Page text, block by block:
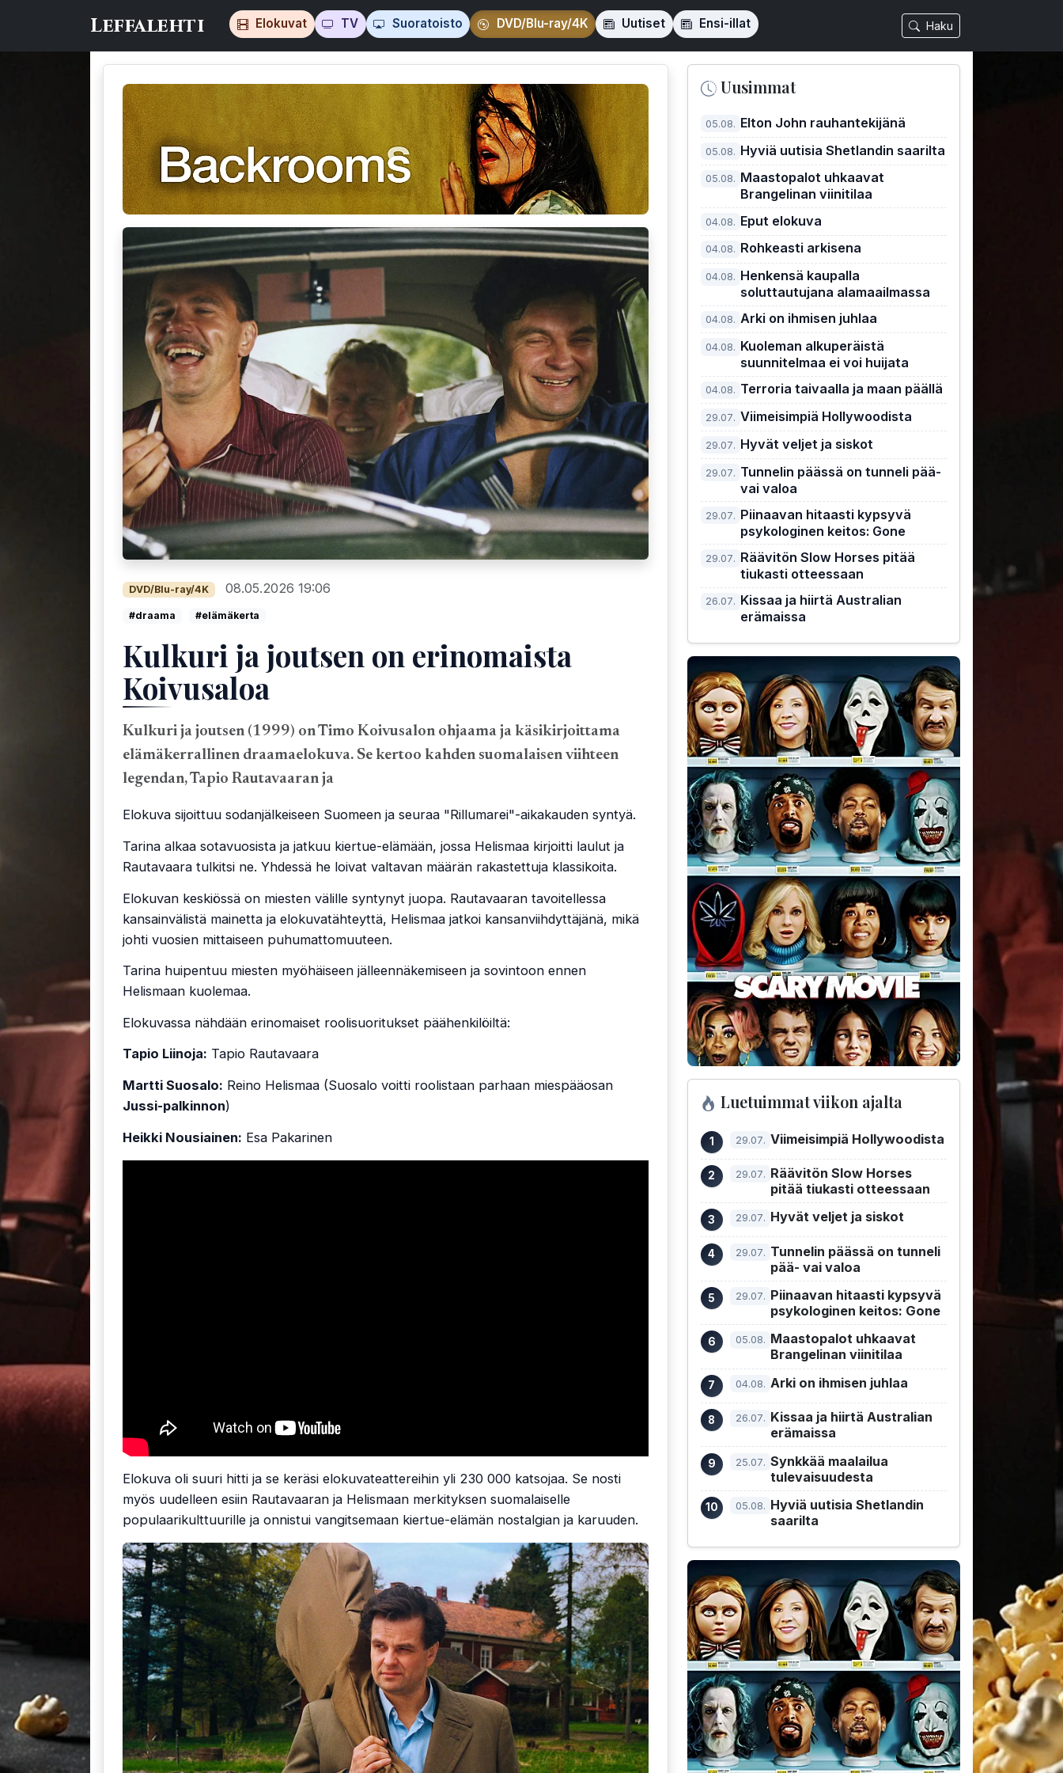
Leffalehti Elokuvat TV Suoratoisto DVD/Blu-ray/4K Uutiset Ensi-illat Haku
DVD/Blu-ray/4K 08.05.2026 19:06
#draama #elämäkerta
Kulkuri ja joutsen on erinomaista
Koivusaloa
Kulkuri ja joutsen (1999) on Timo Koivusalon ohjaama ja käsikirjoittama
elämäkerrallinen draamaelokuva. Se kertoo kahden suomalaisen viihteen
legendan, Tapio Rautavaaran ja
Elokuva sijoittuu sodanjälkeiseen Suomeen ja seuraa "Rillumarei"-aikakauden syntyä.
Tarina alkaa sotavuosista ja jatkuu kiertue-elämään, jossa Helismaa kirjoitti laulut ja
Rautavaara tulkitsi ne. Yhdessä he loivat valtavan määrän rakastettuja klassikoita.
Elokuvan keskiössä on miesten välille syntynyt juopa. Rautavaaran tavoitellessa
kansainvälistä mainetta ja elokuvatähteyttä, Helismaa jatkoi kansanviihdyttäjänä, mikä
johti vuosien mittaiseen puhumattomuuteen.
Tarina huipentuu miesten myöhäiseen jälleennäkemiseen ja sovintoon ennen
Helismaan kuolemaa.
Elokuvassa nähdään erinomaiset roolisuoritukset päähenkilöiltä:
Tapio Liinoja: Tapio Rautavaara
Martti Suosalo: Reino Helismaa (Suosalo voitti roolistaan parhaan miespääosan
Jussi-palkinnon)
Heikki Nousiainen: Esa Pakarinen
Elokuva oli suuri hitti ja se keräsi elokuvateattereihin yli 230 000 katsojaa. Se nosti
myös uudelleen esiin Rautavaaran ja Helismaan merkityksen suomalaiselle
populaarikulttuurille ja onnistui vangitsemaan kiertue-elämän nostalgian ja karuuden.
Uusimmat
05.08. Elton John rauhantekijänä
05.08. Hyviä uutisia Shetlandin saarilta
05.08. Maastopalot uhkaavat
Brangelinan viinitilaa
04.08. Eput elokuva
04.08. Rohkeasti arkisena
04.08. Henkensä kaupalla
soluttautujana alamaailmassa
04.08. Arki on ihmisen juhlaa
04.08. Kuoleman alkuperäistä
suunnitelmaa ei voi huijata
04.08. Terroria taivaalla ja maan päällä
29.07. Viimeisimpiä Hollywoodista
29.07. Hyvät veljet ja siskot
29.07. Tunnelin päässä on tunneli pää-
vai valoa
29.07. Piinaavan hitaasti kypsyvä
psykologinen keitos: Gone
29.07. Räävitön Slow Horses pitää
tiukasti otteessaan
26.07. Kissaa ja hiirtä Australian
erämaissa
Luetuimmat viikon ajalta
29.07. Viimeisimpiä Hollywoodista
29.07. Räävitön Slow Horses
pitää tiukasti otteessaan
29.07. Hyvät veljet ja siskot
29.07. Tunnelin päässä on tunneli
pää- vai valoa
29.07. Piinaavan hitaasti kypsyvä
psykologinen keitos: Gone
05.08. Maastopalot uhkaavat
Brangelinan viinitilaa
04.08. Arki on ihmisen juhlaa
26.07. Kissaa ja hiirtä Australian
erämaissa
25.07. Synkkää maalailua
tulevaisuudesta
05.08. Hyviä uutisia Shetlandin
saarilta